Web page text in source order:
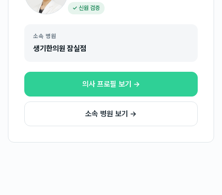
✓ 신원 검증
소속 병원
생기한의원 잠실점
의사 프로필 보기 →
소속 병원 보기 →